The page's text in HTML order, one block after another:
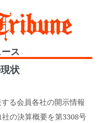
ス
状
る会員各社の開示情報
の決算概要を第3308号